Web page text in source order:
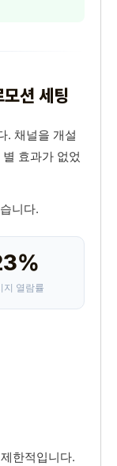
션 세팅
. 채널을 개설
효과가 없었
니다.
지 열람률
한적입니다.